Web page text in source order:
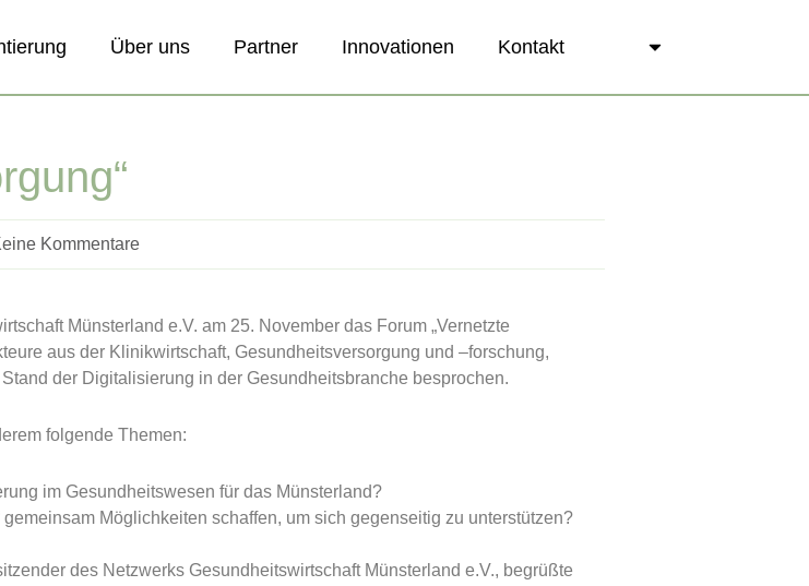
Über uns Partner Innovationen Kontakt
Kommentare
Münsterland e.V. am 25. November das Forum „Vernetzte
aus der Klinikwirtschaft, Gesundheitsversorgung und –forschung,
der Digitalisierung in der Gesundheitsbranche besprochen.
folgende Themen:
im Gesundheitswesen für das Münsterland?
Möglichkeiten schaffen, um sich gegenseitig zu unterstützen?
des Netzwerks Gesundheitswirtschaft Münsterland e.V., begrüßte